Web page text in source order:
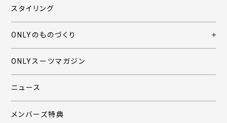
スタイリング
ONLYのものづくり
ONLYスーツマガジン
ニュース
メンバーズ特典